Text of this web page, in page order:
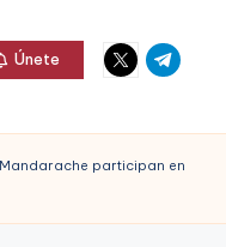
Únete
Elemento
del
Elemento
del
participan en